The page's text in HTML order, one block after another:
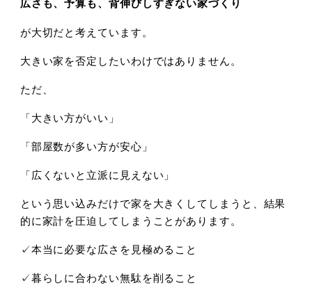
が大切だと考えています。
大きい家を否定したいわけではありません。
ただ、
「大きい方がいい」
「部屋数が多い方が安心」
「広くないと立派に見えない」
という思い込みだけで家を大きくしてしまうと、結果
的に家計を圧迫してしまうことがあります。
✓本当に必要な広さを見極めること
✓暮らしに合わない無駄を削ること